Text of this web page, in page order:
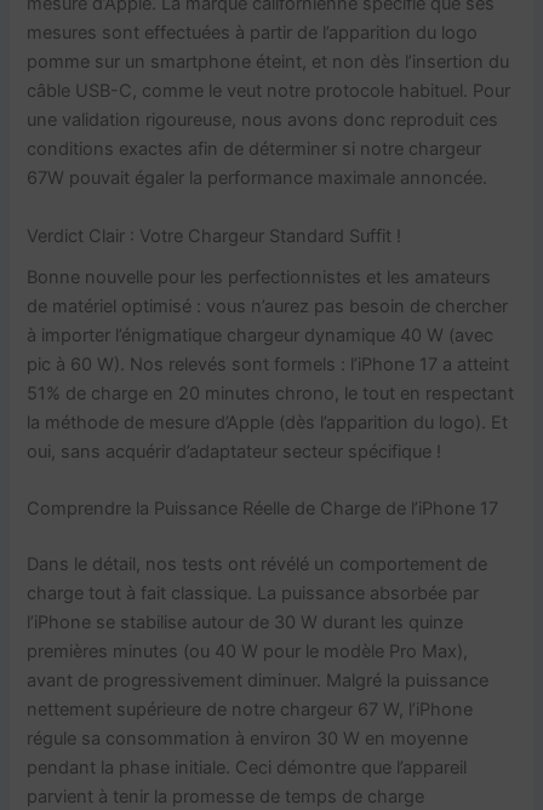
mesures sont effectuées à partir de l’apparition du logo
pomme sur un smartphone éteint, et non dès l’insertion du
câble USB-C, comme le veut notre protocole habituel. Pour
une validation rigoureuse, nous avons donc reproduit ces
conditions exactes afin de déterminer si notre chargeur
67W pouvait égaler la performance maximale annoncée.
Verdict Clair : Votre Chargeur Standard Suffit !
Bonne nouvelle pour les perfectionnistes et les amateurs
de matériel optimisé : vous n’aurez pas besoin de chercher
à importer l’énigmatique chargeur dynamique 40 W (avec
pic à 60 W). Nos relevés sont formels : l’iPhone 17 a atteint
51% de charge en 20 minutes chrono, le tout en respectant
la méthode de mesure d’Apple (dès l’apparition du logo). Et
oui, sans acquérir d’adaptateur secteur spécifique !
Comprendre la Puissance Réelle de Charge de l’iPhone 17
Dans le détail, nos tests ont révélé un comportement de
charge tout à fait classique. La puissance absorbée par
l’iPhone se stabilise autour de 30 W durant les quinze
premières minutes (ou 40 W pour le modèle Pro Max),
avant de progressivement diminuer. Malgré la puissance
nettement supérieure de notre chargeur 67 W, l’iPhone
régule sa consommation à environ 30 W en moyenne
pendant la phase initiale. Ceci démontre que l’appareil
parvient à tenir la promesse de temps de charge